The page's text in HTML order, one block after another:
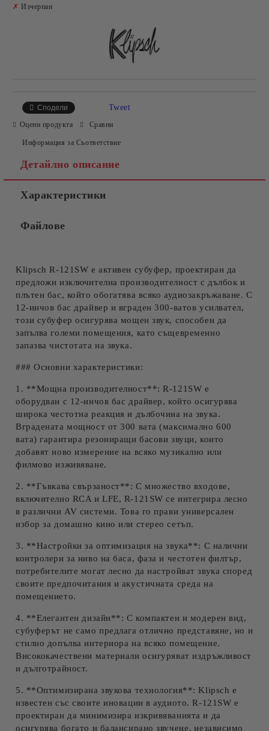
✗ Изчерпан
Сподели Tweet
Оцени продукта Сравни
Информация за Съответствие
Детайлно описание
Характеристики
Файлове
Klipsch R-121SW е активен субуфер, проектиран да
предложи изключителна производителност с дълбок и
плътен бас, който обогатява всяко аудиозакръжаване. С
12-инчов бас драйвер и вграден 300-ватов усилвател,
този субуфер осигурява мощен звук, способен да
запълва големи помещения, като същевременно
запазва чистотата на звука.
### Основни характеристики:
1. **Мощна производителност**: R-121SW е
оборудван с 12-инчов бас драйвер, който осигурява
широка честотна реакция и дълбочина на звука.
Вградената мощност от 300 вата (максимално 600
вата) гарантира резониращи басови звуци, които
добавят ново измерение на всяко музикално или
филмово изживяване.
2. **Гъвкава свързаност**: С множество входове,
включително RCA и LFE, R-121SW се интегрира лесно
в различни AV системи. Това го прави универсален
избор за домашно кино или стерео сетъп.
3. **Настройки за оптимизация на звука**: С налични
контролери за ниво на баса, фаза и честотен филтър,
потребителите могат лесно да настройват звука според
своите предпочитания и акустичната среда на
помещението.
4. **Елегантен дизайн**: С компактен и модерен вид,
субуферът не само предлага отлично представяне, но и
стилно допълва интериора на всяко помещение.
Висококачествени материали осигуряват издръжливост
и дълготрайност.
5. **Оптимизирана звукова технология**: Klipsch е
известен със своите иновации в аудиото. R-121SW е
проектиран да минимизира изкривяванията и да
осигурява богато и балансирано звучене, независимо